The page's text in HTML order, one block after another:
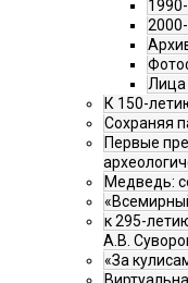
Лица
К 150-
Сохраняя
Первые
Медведь:
к 295-
А.В.
«За